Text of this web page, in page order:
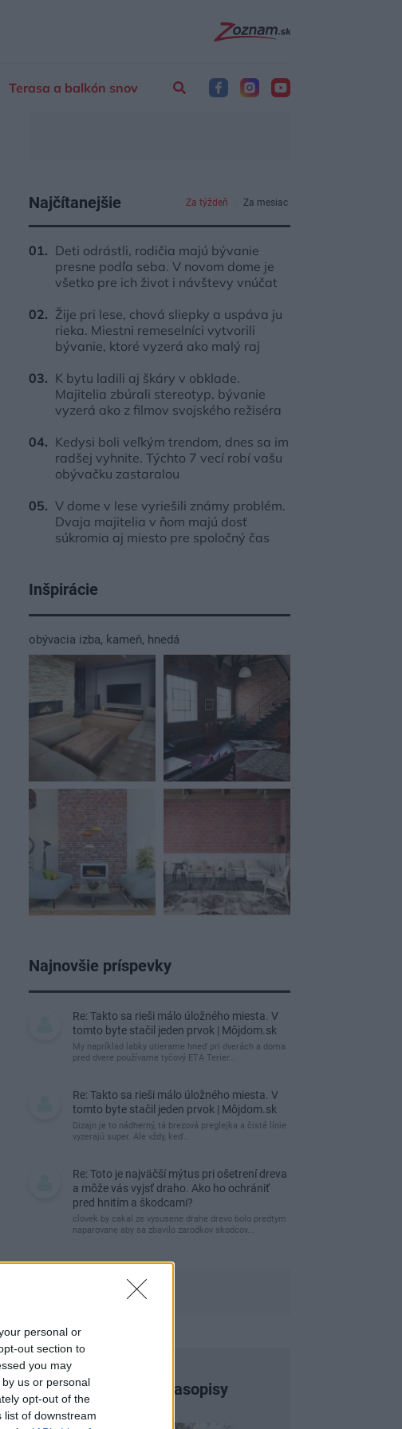
personal or
out section to
you may
us or personal
opt-out of the
list of downstream
Terasa a balkón snov
Najčítanejšie Za týždeň Za mesiac
Deti odrástli, rodičia majú bývanie
presne podľa seba. V novom dome je
všetko pre ich život i návštevy vnúčat
Žije pri lese, chová sliepky a uspáva ju
rieka. Miestni remeselníci vytvorili
bývanie, ktoré vyzerá ako malý raj
K bytu ladili aj škáry v obklade.
Majitelia zbúrali stereotyp, bývanie
vyzerá ako z filmov svojského režiséra
Kedysi boli veľkým trendom, dnes sa im
radšej vyhnite. Týchto 7 vecí robí vašu
obývačku zastaralou
V dome v lese vyriešili známy problém.
Dvaja majitelia v ňom majú dosť
súkromia aj miesto pre spoločný čas
Inšpirácie
obývacia izba, kameň, hnedá
Najnovšie príspevky
Re: Takto sa rieši málo úložného miesta. V
tomto byte stačil jeden prvok | Môjdom.sk
My napríklad labky utierame hneď pri dverách a doma
pred dvere používame tyčový ETA Terier…
Re: Takto sa rieši málo úložného miesta. V
tomto byte stačil jeden prvok | Môjdom.sk
Dizajn je to nádherný, tá brezová preglejka a čisté línie
vyzerajú super. Ale vždy, keď…
Re: Toto je najväčší mýtus pri ošetrení dreva
a môže vás vyjsť draho. Ako ho ochrániť
pred hnitím a škodcami?
clovek by cakal ze vysusene drahe drevo bolo predtym
naparovane aby sa zbavilo zarodkov skodcov...
Najnovšie časopisy